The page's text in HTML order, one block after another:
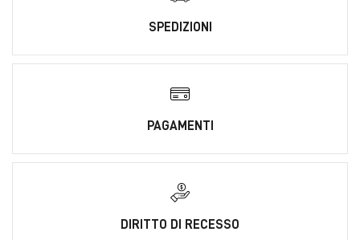
SPEDIZIONI
PAGAMENTI
DIRITTO DI RECESSO